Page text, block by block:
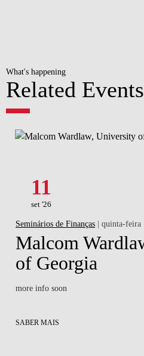
What's happening
Related Events
11
set '26
Seminários de Finanças | quinta-feira
Malcom
of Georgia
more info soon
SABER MAIS